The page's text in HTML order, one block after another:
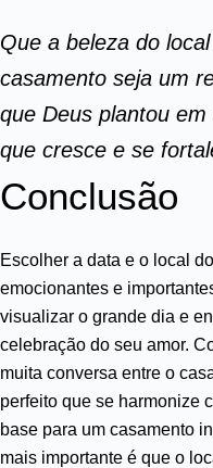
Que a beleza do
casamento seja um
que Deus plantou
que cresce e se
Conclusão
Escolher a data e o local
emocionantes e
visualizar o grande dia e
celebração do seu amor.
muita conversa entre o
perfeito que se harmonize
base para um casamento
mais importante é que o